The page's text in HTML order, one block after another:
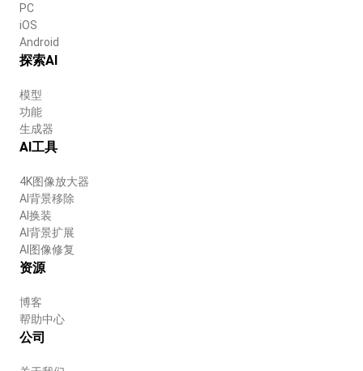
PC
iOS
Android
探索AI
模型
功能
生成器
AI工具
4K图像放大器
AI背景移除
AI换装
AI背景扩展
AI图像修复
资源
博客
帮助中心
公司